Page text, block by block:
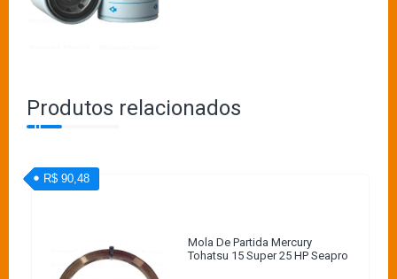
Produtos relacionados
Mola De Partida Mercury
Tohatsu 15 Super 25 HP Seapro
R$ 90,48